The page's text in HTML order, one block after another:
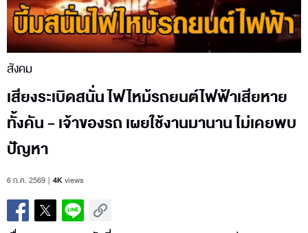
สังคม
เสียงระเบิดสนั่น ไฟไหม้รถยนต์ไฟฟ้าเสียหาย
ทั้งคัน - เจ้าของรถ เผยใช้งานมานาน ไม่เคยพบ
ปัญหา
6 ก.ค. 2569 4Kviews